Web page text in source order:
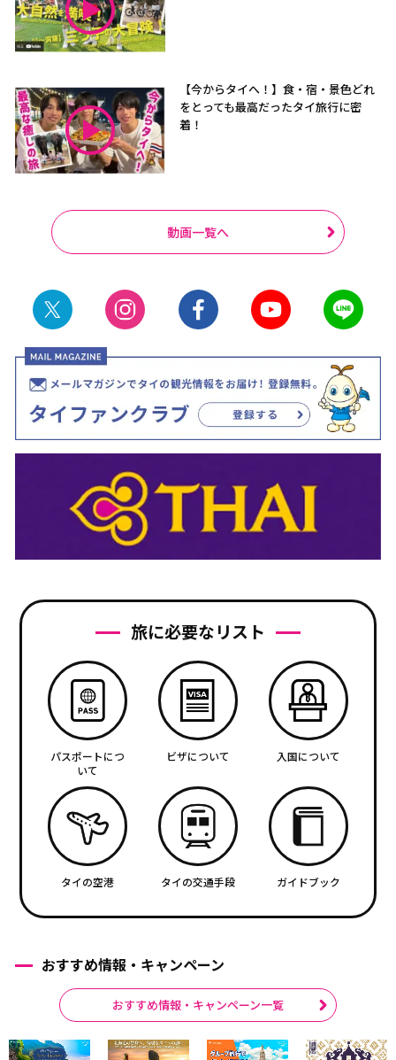
【今からタイへ！】食・宿・景色どれ
をとっても最高だったタイ旅行に密
着！
動画一覧へ
旅に必要なリスト
パスポートにつ
いて
ビザについて 入国について
タイの空港 タイの交通手段 ガイドブック
おすすめ情報・キャンペーン
おすすめ情報・キャンペーン一覧